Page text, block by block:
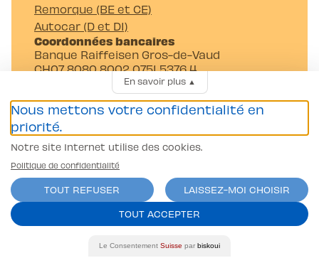
Remorque (BE et CE)
Autocar (D et D1)
Coordonnées bancaires
Banque Raiffeisen Gros-de-Vaud
CH07 8080 8002 0751 5376 4
Auto-Moto-Ecole Pittet SA
Av. Juste-Olivier 23 1006 Lausanne
Conditions générales
Politique de confidentialité
ercos.ch
En savoir plus▲
Nous mettons votre confidentialité en
priorité.
Notre site Internet utilise des cookies.
Politique de confidentialité
TOUT REFUSER
LAISSEZ-MOI CHOISIR
TOUT ACCEPTER
Le Consentement Suisse par biskoui